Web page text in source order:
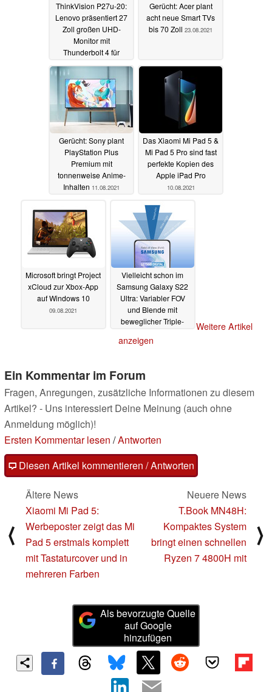
ThinkVision P27u-20:
Lenovo präsentiert 27
Zoll großen UHD-
Monitor mit
Thunderbolt 4 für
08.09.2021
Gerücht: Acer plant
acht neue Smart TVs
bis 70 Zoll 23.08.2021
Gerücht: Sony plant
PlayStation Plus
Premium mit
tonnenweise Anime-
Inhalten 11.08.2021
Das Xiaomi Mi Pad 5 &
Mi Pad 5 Pro sind fast
perfekte Kopien des
Apple iPad Pro
10.08.2021
Microsoft bringt Project
xCloud zur Xbox-App
auf Windows 10
09.08.2021
Vielleicht schon im
Samsung Galaxy S22
Ultra: Variabler FOV
und Blende mit
beweglicher Triple-
Weitere Artikel
anzeigen
Ein Kommentar im Forum
Fragen, Anregungen, zusätzliche Informationen zu diesem
Artikel? - Uns interessiert Deine Meinung (auch ohne
Anmeldung möglich)!
Ersten Kommentar lesen /Antworten
Diesen Artikel kommentieren / Antworten
⟨
Ältere News
Xiaomi Mi Pad 5:
Werbeposter zeigt das Mi
Pad 5 erstmals komplett
mit Tastaturcover und in
mehreren Farben
Neuere News
T.Book MN48H:
Kompaktes System
bringt einen schnellen
Ryzen 7 4800H mit
⟩
Als bevorzugte Quelle
auf Google
hinzufügen